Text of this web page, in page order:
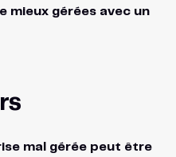
mieux gérées avec un
mal gérée peut être